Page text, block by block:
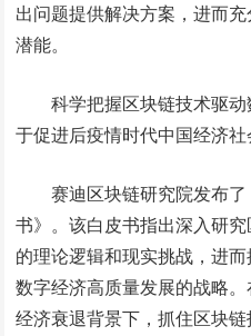
出问题提供解决方案，进而
潜能。
科学把握区块链技术驱
于促进后疫情时代中国经济社
赛迪区块链研究院发布
书》。该白皮书指出深入研
的理论逻辑和现实挑战，进
数字经济高质量发展的战略
经济衰退背景下，抓住区块